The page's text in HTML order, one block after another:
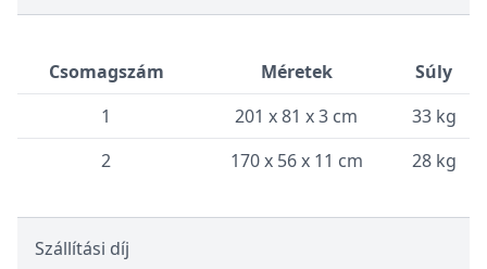
Csomagszám Méretek
Súly
1
201 x 81 x 3 cm
33 kg
2
170 x 56 x 11 cm 28 kg
Szállítási díj